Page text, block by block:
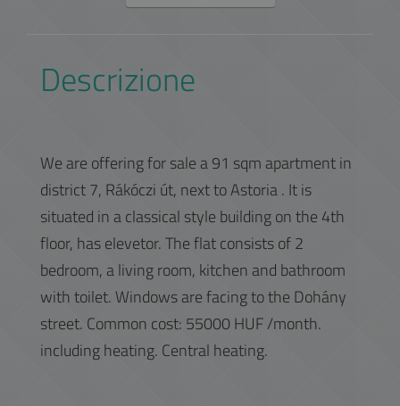
Descrizione
We are offering for sale a 91 sqm apartment in
district 7, Rákóczi út, next to Astoria . It is
situated in a classical style building on the 4th
floor, has elevetor. The flat consists of 2
bedroom, a living room, kitchen and bathroom
with toilet. Windows are facing to the Dohány
street. Common cost: 55000 HUF /month.
including heating. Central heating.